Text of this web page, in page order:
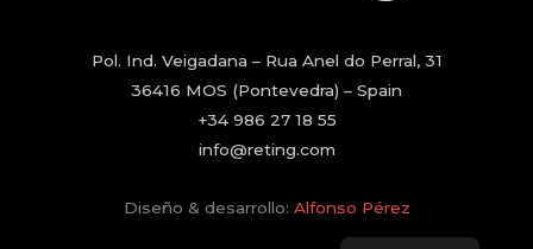
Pol. Ind. Veigadana – Rua Anel do Perral, 31
36416 MOS (Pontevedra) – Spain
+34 986 27 18 55
info@reting.com
Diseño & desarrollo: Alfonso Pérez